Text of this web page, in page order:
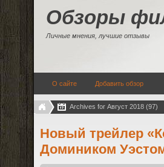
Обзоры
Личные мнения, лучшие отзывы
О сайте Добавить обзор
Archives for Август 2018 (97)
Новый трейлер
Домиником